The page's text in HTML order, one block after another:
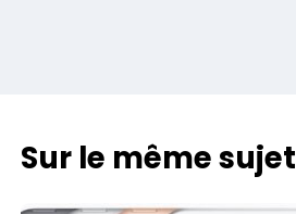
Sur le même sujet